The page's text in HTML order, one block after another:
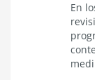
En